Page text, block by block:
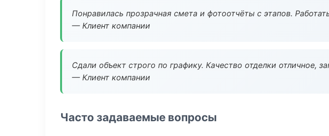
Понравилась прозрачная смета и фотоотчёты с этапов.
— Клиент компании
Сдали объект строго по графику. Качество отделки отличное,
— Клиент компании
Часто задаваемые вопросы